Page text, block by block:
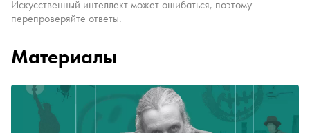
Искусственный интеллект может ошибаться, поэтому
перепроверяйте ответы.
Материалы